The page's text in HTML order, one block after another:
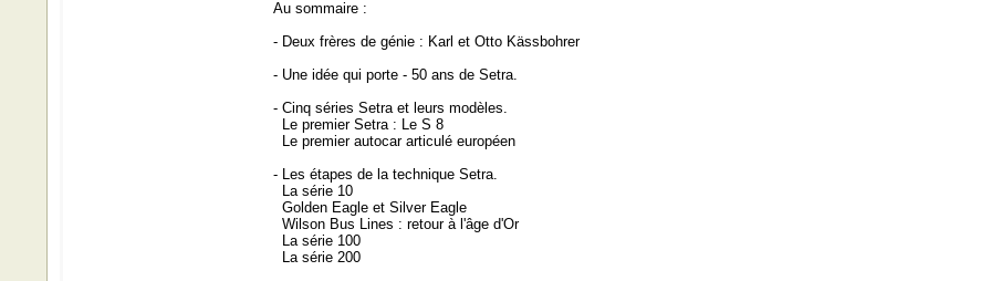
Au sommaire :
- Deux frères de génie : Karl et Otto Kässbohrer
- Une idée qui porte - 50 ans de Setra.
- Cinq séries Setra et leurs modèles.
Le premier Setra : Le S 8
Le premier autocar articulé européen
- Les étapes de la technique Setra.
La série 10
Golden Eagle et Silver Eagle
Wilson Bus Lines : retour à l'âge d'Or
La série 100
La série 200